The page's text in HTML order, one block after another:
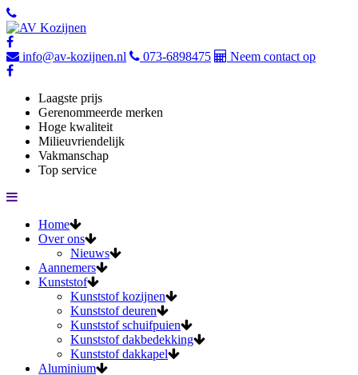
info@av-kozijnen.nl 073-6898475 Neem contact op
Laagste prijs
Gerenommeerde merken
Hoge kwaliteit
Milieuvriendelijk
Vakmanschap
Top service
Home
Over ons
Nieuws
Aannemers
Kunststof
Kunststof kozijnen
Kunststof deuren
Kunststof schuifpuien
Kunststof dakbedekking
Kunststof dakkapel
Aluminium